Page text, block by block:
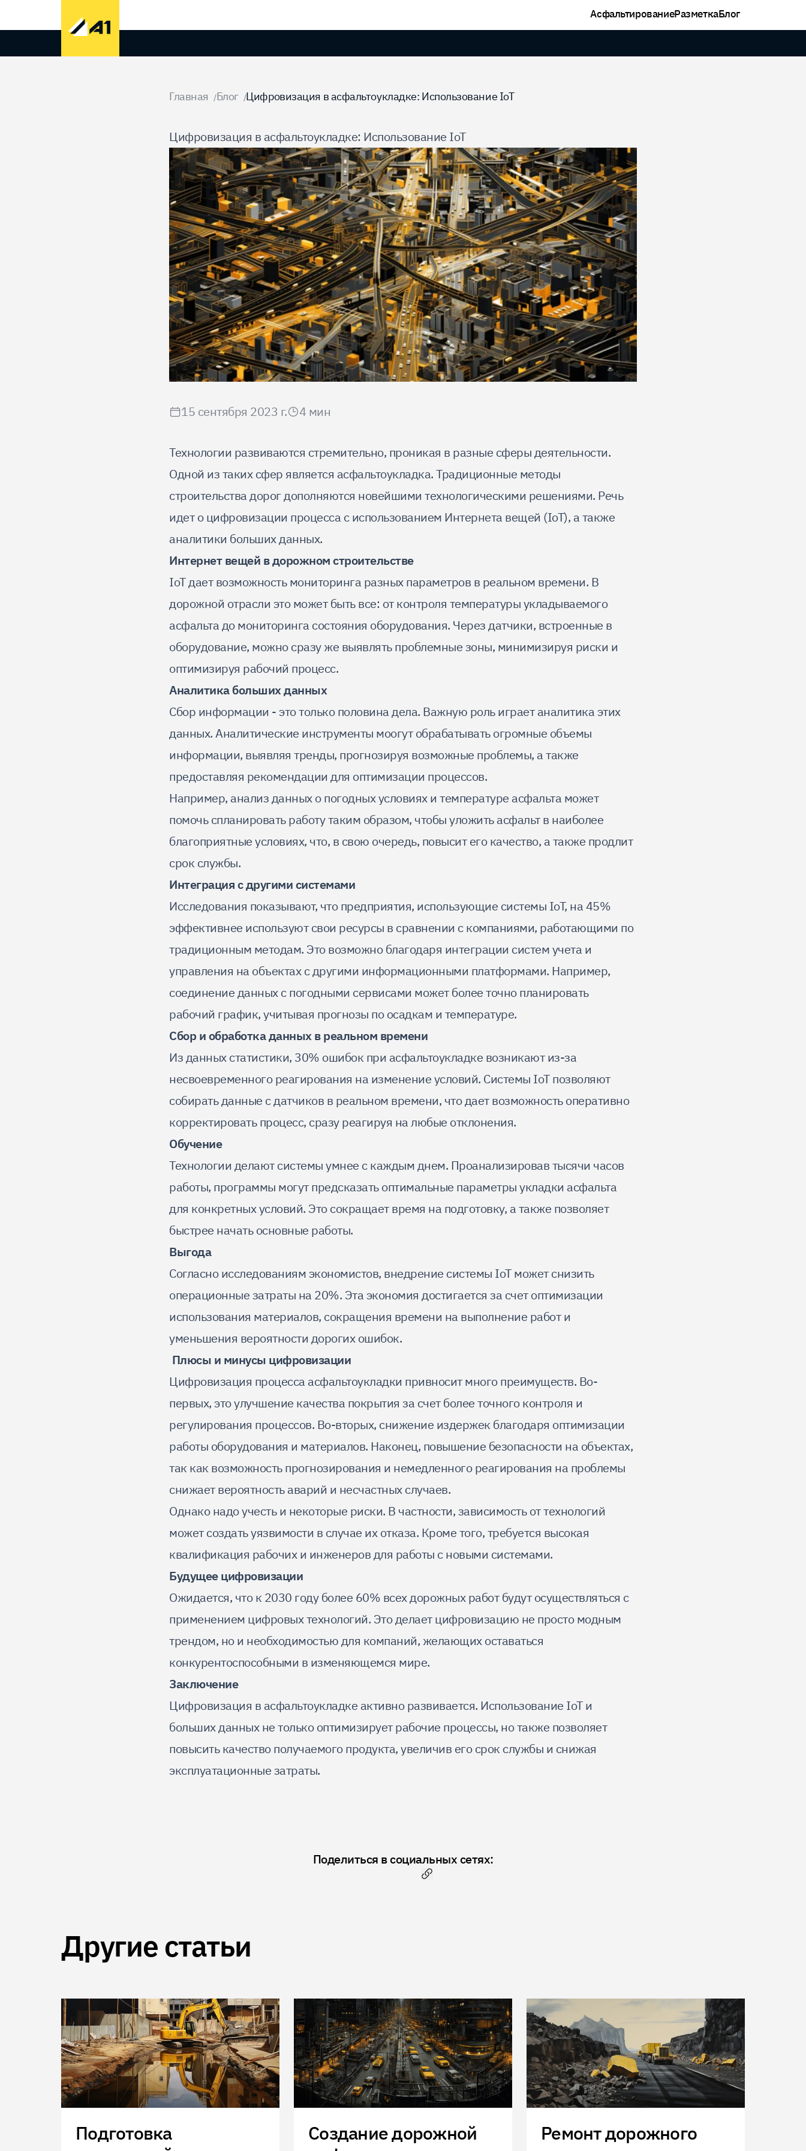
АсфальтированиеРазметкаБлог
Главная /Блог /Цифровизация в асфальтоукладке: Использование IoT
Цифровизация в асфальтоукладке: Использование IoT
15 сентября 2023 г. 4 мин
Технологии развиваются стремительно, проникая в разные сферы деятельности.
Одной из таких сфер является асфальтоукладка. Традиционные методы
строительства дорог дополняются новейшими технологическими решениями. Речь
идет о цифровизации процесса с использованием Интернета вещей (IoT), а также
аналитики больших данных.
Интернет вещей в дорожном строительстве
IoT дает возможность мониторинга разных параметров в реальном времени. В
дорожной отрасли это может быть все: от контроля температуры укладываемого
асфальта до мониторинга состояния оборудования. Через датчики, встроенные в
оборудование, можно сразу же выявлять проблемные зоны, минимизируя риски и
оптимизируя рабочий процесс.
Аналитика больших данных
Сбор информации - это только половина дела. Важную роль играет аналитика этих
данных. Аналитические инструменты моогут обрабатывать огромные объемы
информации, выявляя тренды, прогнозируя возможные проблемы, а также
предоставляя рекомендации для оптимизации процессов.
Например, анализ данных о погодных условиях и температуре асфальта может
помочь спланировать работу таким образом, чтобы уложить асфальт в наиболее
благоприятные условиях, что, в свою очередь, повысит его качество, а также продлит
срок службы.
Интеграция с другими системами
Исследования показывают, что предприятия, использующие системы IoT, на 45%
эффективнее используют свои ресурсы в сравнении с компаниями, работающими по
традиционным методам. Это возможно благодаря интеграции систем учета и
управления на объектах с другими информационными платформами. Например,
соединение данных с погодными сервисами может более точно планировать
рабочий график, учитывая прогнозы по осадкам и температуре.
Сбор и обработка данных в реальном времени
Из данных статистики, 30% ошибок при асфальтоукладке возникают из-за
несвоевременного реагирования на изменение условий. Системы IoT позволяют
собирать данные с датчиков в реальном времени, что дает возможность оперативно
корректировать процесс, сразу реагируя на любые отклонения.
Обучение
Технологии делают системы умнее с каждым днем. Проанализировав тысячи часов
работы, программы могут предсказать оптимальные параметры укладки асфальта
для конкретных условий. Это сокращает время на подготовку, а также позволяет
быстрее начать основные работы.
Выгода
Согласно исследованиям экономистов, внедрение системы IoT может снизить
операционные затраты на 20%. Эта экономия достигается за счет оптимизации
использования материалов, сокращения времени на выполнение работ и
уменьшения вероятности дорогих ошибок.
Плюсы и минусы цифровизации
Цифровизация процесса асфальтоукладки привносит много преимуществ. Во-
первых, это улучшение качества покрытия за счет более точного контроля и
регулирования процессов. Во-вторых, снижение издержек благодаря оптимизации
работы оборудования и материалов. Наконец, повышение безопасности на объектах,
так как возможность прогнозирования и немедленного реагирования на проблемы
снижает вероятность аварий и несчастных случаев.
Однако надо учесть и некоторые риски. В частности, зависимость от технологий
может создать уязвимости в случае их отказа. Кроме того, требуется высокая
квалификация рабочих и инженеров для работы с новыми системами.
Будущее цифровизации
Ожидается, что к 2030 году более 60% всех дорожных работ будут осуществляться с
применением цифровых технологий. Это делает цифровизацию не просто модным
трендом, но и необходимостью для компаний, желающих оставаться
конкурентоспособными в изменяющемся мире.
Заключение
Цифровизация в асфальтоукладке активно развивается. Использование IoT и
больших данных не только оптимизирует рабочие процессы, но также позволяет
повысить качество получаемого продукта, увеличив его срок службы и снижая
эксплуатационные затраты.
Поделиться в социальных сетях:
Другие статьи
Подготовка
Создание дорожной
Ремонт дорожного